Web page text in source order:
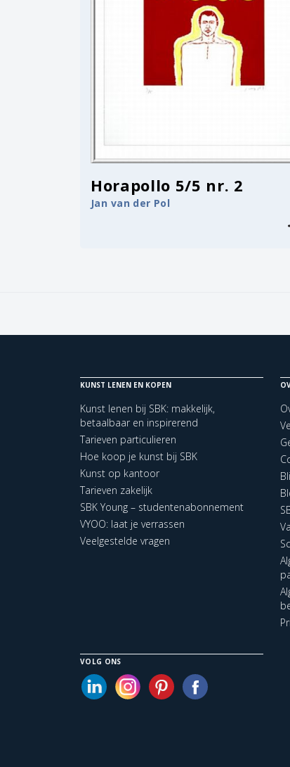
Horapollo 5/5 nr. 2
Jan van der Pol
KUNST LENEN EN KOPEN
Kunst lenen bij SBK: makkelijk,
betaalbaar en inspirerend
Tarieven particulieren
Hoe koop je kunst bij SBK
Kunst op kantoor
Tarieven zakelijk
SBK Young – studentenabonnement
VYOO: laat je verrassen
Veelgestelde vragen
VOLG ONS